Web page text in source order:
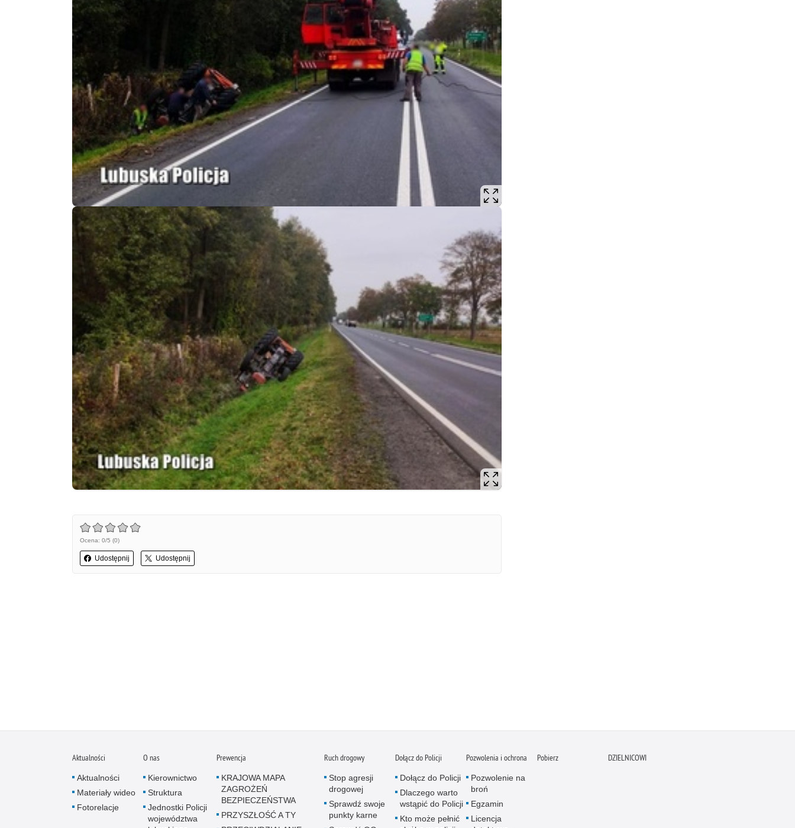
Ocena: 0/5 (0)
Udostępnij Udostępnij
Aktualności
Aktualności
Materiały wideo
Fotorelacje
O nas
Kierownictwo
Struktura
Jednostki Policji
województwa
Prewencja
KRAJOWA MAPA
ZAGROŻEŃ
BEZPIECZEŃSTWA
PRZYSZŁOŚĆ A TY
Ruch drogowy
Stop agresji
drogowej
Sprawdź swoje
punkty karne
Dołącz do Policji
Dołącz do Policji
Dlaczego warto
wstąpić do Policji
Kto może pełnić
Pozwolenia i ochrona
Pozwolenie na
broń
Egzamin
Licencja
Pobierz DZIELNICOWI